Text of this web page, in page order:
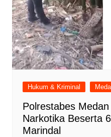
Hukum & Kriminal
Polrestabes
Narkotika Beserta
Marindal